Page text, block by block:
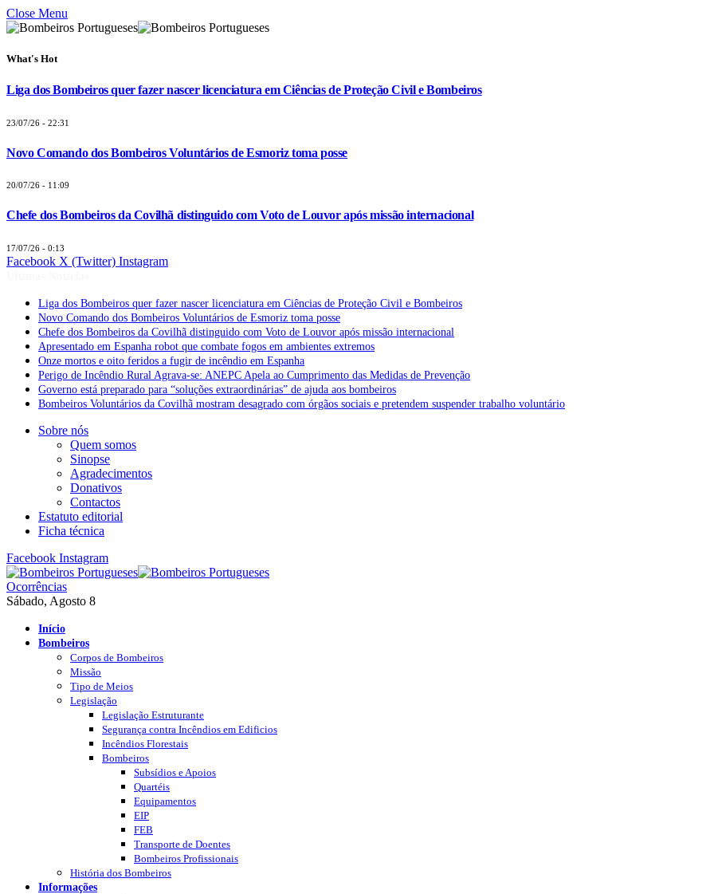
Close Menu
What's Hot
Liga dos Bombeiros quer fazer nascer licenciatura em Ciências de Proteção Civil e Bombeiros
23/07/26 - 22:31
Novo Comando dos Bombeiros Voluntários de Esmoriz toma posse
20/07/26 - 11:09
Chefe dos Bombeiros da Covilhã distinguido com Voto de Louvor após missão internacional
17/07/26 - 0:13
Facebook X (Twitter) Instagram
Liga dos Bombeiros quer fazer nascer licenciatura em Ciências de Proteção Civil e Bombeiros
Novo Comando dos Bombeiros Voluntários de Esmoriz toma posse
Chefe dos Bombeiros da Covilhã distinguido com Voto de Louvor após missão internacional
Apresentado em Espanha robot que combate fogos em ambientes extremos
Onze mortos e oito feridos a fugir de incêndio em Espanha
Perigo de Incêndio Rural Agrava-se: ANEPC Apela ao Cumprimento das Medidas de Prevenção
Governo está preparado para “soluções extraordinárias” de ajuda aos bombeiros
Bombeiros Voluntários da Covilhã mostram desagrado com órgãos sociais e pretendem suspender trabalho voluntário
Sobre nós
Quem somos
Sinopse
Agradecimentos
Donativos
Contactos
Estatuto editorial
Ficha técnica
Facebook Instagram
Ocorrências
Sábado, Agosto 8
Início
Bombeiros
Corpos de Bombeiros
Missão
Tipo de Meios
Legislação
Legislação Estruturante
Segurança contra Incêndios em Edificios
Incêndios Florestais
Bombeiros
Subsídios e Apoios
Quartéis
Equipamentos
EIP
FEB
Transporte de Doentes
Bombeiros Profissionais
História dos Bombeiros
Informações